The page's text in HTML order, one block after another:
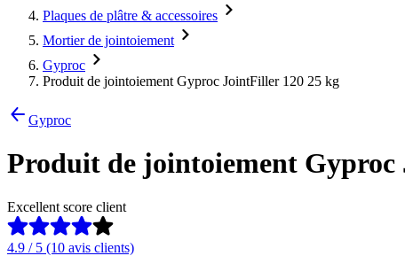
Plaques de plâtre & accessoires
Mortier de jointoiement
Gyproc
Produit de jointoiement Gyproc JointFiller 120 25 kg
Gyproc
Produit de jointoiement
Excellent score client
4.9 / 5 (10 avis clients)